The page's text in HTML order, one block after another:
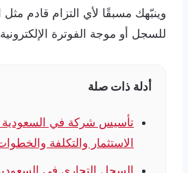
وينبّهك مسبقًا لأي التزام قادم مثل
للسجل أو موجة الفوترة
أدلة ذات صلة
الاستثمار والتكلفة